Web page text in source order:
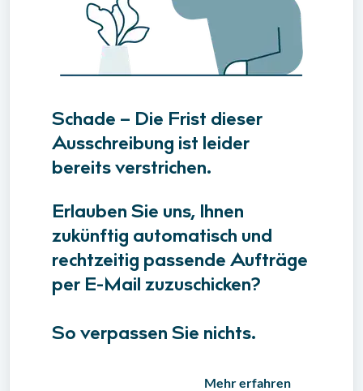
Schade – Die Frist dieser
Ausschreibung ist leider
bereits verstrichen.
Erlauben Sie uns, Ihnen
zukünftig automatisch und
rechtzeitig passende Aufträge
per E-Mail zuzuschicken?
So verpassen Sie nichts.
Mehr erfahren